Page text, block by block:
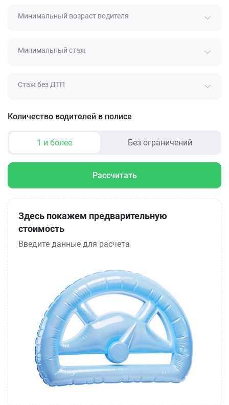
Минимальный возраст водителя
Минимальный стаж
Стаж без ДТП
Количество водителей в полисе
1 и более Без ограничений
Рассчитать
Здесь покажем предварительную
стоимость
Введите данные для расчета